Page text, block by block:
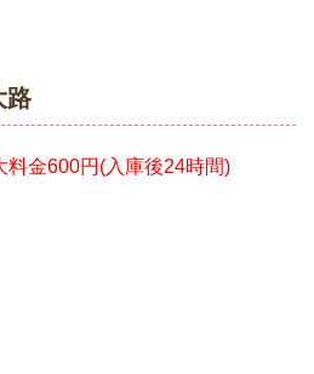
路
金600円(入庫後24時間)